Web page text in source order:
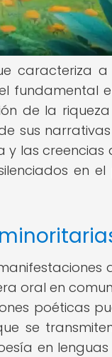
caracteriza
fundamental
de la
sus
y las creencias
en
oral en
poéticas
se
en